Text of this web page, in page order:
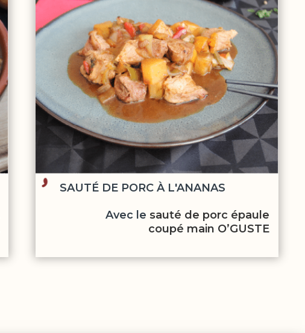
SAUTÉ DE PORC À L'ANANAS
Avec le sauté de porc épaule
coupé main O’GUSTE